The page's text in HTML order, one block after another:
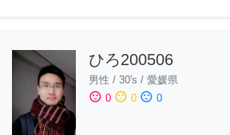
ひろ200506
男性 / 30's / 愛媛県
sentiment_satisfied 0 sentiment_neutral 0 sentiment_dissatisfied 0